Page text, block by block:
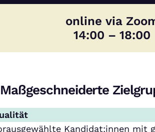
online via
14:00 – 18:00
Maßgeschneiderte
Kandidat:innen mit